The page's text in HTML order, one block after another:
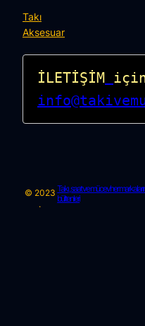
Takı
Aksesuar
İLETİŞİM
© 2023
·
Takı , saat ve mücevher
bültenleri